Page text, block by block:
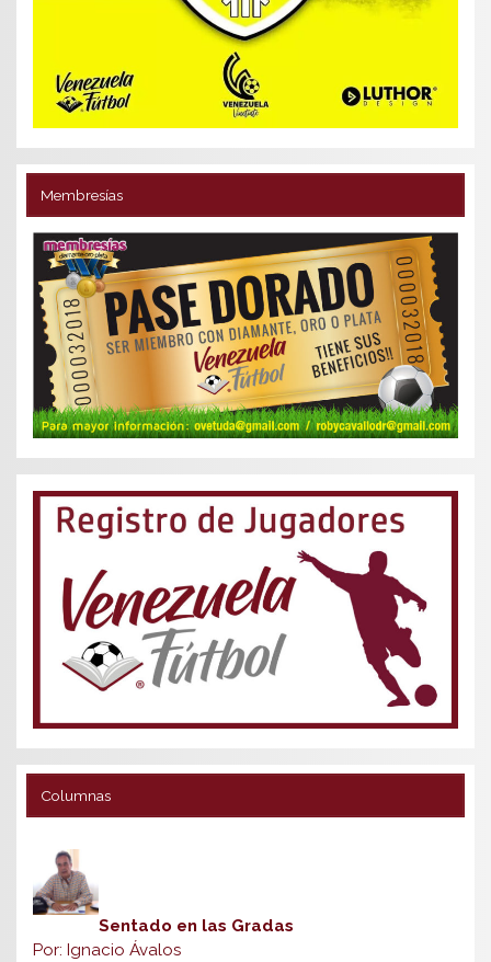
Membresías
Columnas
Sentado en las Gradas
Por: Ignacio Ávalos